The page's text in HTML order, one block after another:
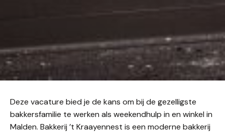
Deze vacature bied je de kans om bij de gezelligste
bakkersfamilie te werken als weekendhulp in en winkel in
Malden. Bakkerij ’t Kraayennest is een moderne bakkerij